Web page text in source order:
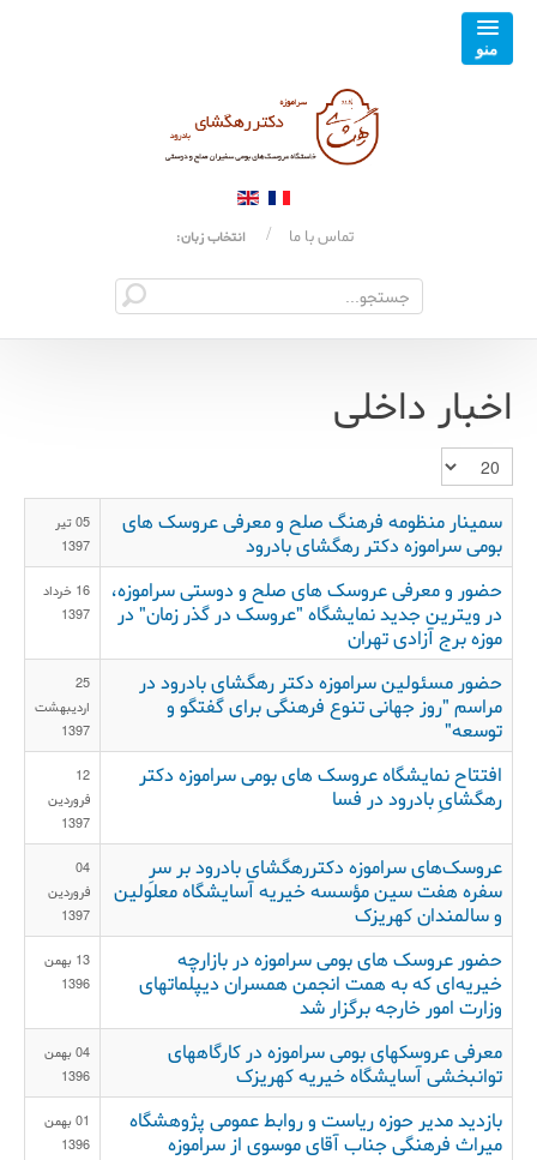
تماس با ما انتخاب زبان:
اخبار داخلی
نمایش #
سمینار منظومه فرهنگ صلح و معرفی عروسک های
بومی سراموزه دکتر رهگشای بادرود
05 تیر
1397
حضور و معرفی عروسک های صلح و دوستی سراموزه،
در ویترین جدید نمایشگاه "عروسک در گذر زمان" در
موزه برج آزادی تهران
16 خرداد
1397
حضور مسئولین سراموزه دکتر رهگشای بادرود در
مراسم "روز جهانی تنوع فرهنگی برای گفتگو و
توسعه"
25
ارديبهشت
1397
افتتاح نمایشگاه عروسک های بومی سراموزه دکتر
رهگشایِ بادرود در فسا
12
فروردين
1397
عروسک‌های سراموزه دکتررهگشای بادرود بر سرِ
سفره هفت سین مؤسسه خیریه آسایشگاه معلولین
و سالمندان کهریزک
04
فروردين
1397
حضور عروسک های بومی سراموزه در بازارچه
خیریه‌ای که به همت انجمن همسران دیپلماتهای
وزارت امور خارجه برگزار شد
13 بهمن
1396
معرفی عروسکهای بومی سراموزه در کارگاههای
توانبخشی آسایشگاه خیریه کهریزک
04 بهمن
1396
بازدید مدیر حوزه ریاست و روابط عمومی پژوهشگاه
میراث فرهنگی جناب آقای موسوی از سراموزه
01 بهمن
1396